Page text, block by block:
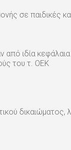
σε παιδικές
ιδία
του τ. ΟΕΚ
δικαιώματος,